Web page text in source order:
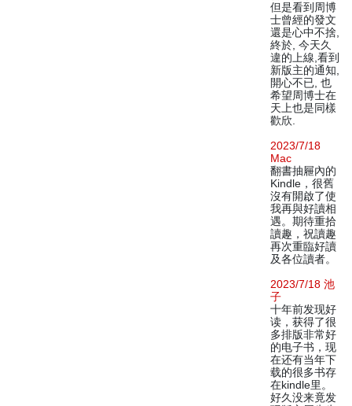
但是看到周博
士曾經的發文
還是心中不捨,
終於, 今天久
違的上線,看到
新版主的通知,
開心不已, 也
希望周博士在
天上也是同樣
歡欣.
2023/7/18
Mac
翻書抽屜內的
Kindle，很舊
沒有開啟了使
我再與好讀相
遇。期待重拾
讀趣，祝讀趣
再次重臨好讀
及各位讀者。
2023/7/18 池
子
十年前发现好
读，获得了很
多排版非常好
的电子书，现
在还有当年下
载的很多书存
在kindle里。
好久没来竟发